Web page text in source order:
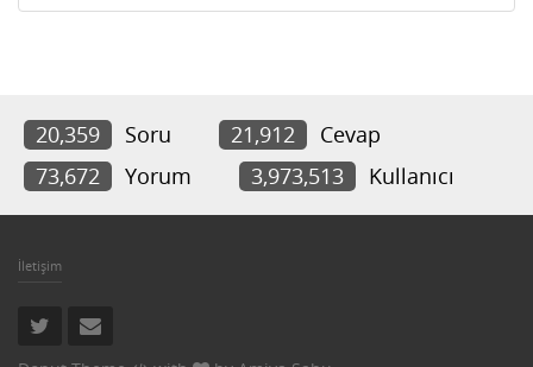
20,359 Soru 21,912
Cevap
73,672
Yorum 3,973,513 Kullanıcı
İletişim